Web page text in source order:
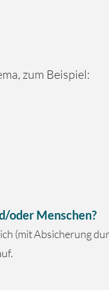
zum Beispiel:
oder Menschen?
(mit Absicherung